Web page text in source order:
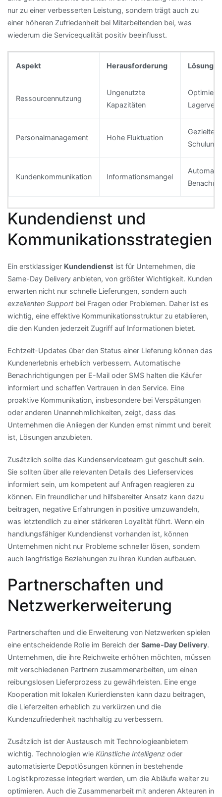
nur zu einer verbesserten Leistung, sondern trägt auch zu
einer höheren Zufriedenheit bei Mitarbeitenden bei, was
wiederum die Servicequalität positiv beeinflusst.
Aspekt Herausforderung Lösung
Ressourcennutzung
Ungenutzte
Kapazitäten
Personalmanagement Hohe Fluktuation
Gezielte
Kundenkommunikation Informationsmangel
Kundendienst und
Kommunikationsstrategien
Ein erstklassiger Kundendienst ist für Unternehmen, die
Same-Day Delivery anbieten, von größter Wichtigkeit. Kunden
erwarten nicht nur schnelle Lieferungen, sondern auch
exzellenten Support bei Fragen oder Problemen. Daher ist es
wichtig, eine effektive Kommunikationsstruktur zu etablieren,
die den Kunden jederzeit Zugriff auf Informationen bietet.
Echtzeit-Updates über den Status einer Lieferung können das
Kundenerlebnis erheblich verbessern. Automatische
Benachrichtigungen per E-Mail oder SMS halten die Käufer
informiert und schaffen Vertrauen in den Service. Eine
proaktive Kommunikation, insbesondere bei Verspätungen
oder anderen Unannehmlichkeiten, zeigt, dass das
Unternehmen die Anliegen der Kunden ernst nimmt und bereit
ist, Lösungen anzubieten.
Zusätzlich sollte das Kundenserviceteam gut geschult sein.
Sie sollten über alle relevanten Details des Lieferservices
informiert sein, um kompetent auf Anfragen reagieren zu
können. Ein freundlicher und hilfsbereiter Ansatz kann dazu
beitragen, negative Erfahrungen in positive umzuwandeln,
was letztendlich zu einer stärkeren Loyalität führt. Wenn ein
handlungsfähiger Kundendienst vorhanden ist, können
Unternehmen nicht nur Probleme schneller lösen, sondern
auch langfristige Beziehungen zu ihren Kunden aufbauen.
Partnerschaften und
Netzwerkerweiterung
Partnerschaften und die Erweiterung von Netzwerken spielen
eine entscheidende Rolle im Bereich der Same-Day Delivery.
Unternehmen, die ihre Reichweite erhöhen möchten, müssen
mit verschiedenen Partnern zusammenarbeiten, um einen
reibungslosen Lieferprozess zu gewährleisten. Eine enge
Kooperation mit lokalen Kurierdiensten kann dazu beitragen,
die Lieferzeiten erheblich zu verkürzen und die
Kundenzufriedenheit nachhaltig zu verbessern.
Zusätzlich ist der Austausch mit Technologieanbietern
wichtig. Technologien wie Künstliche Intelligenz oder
automatisierte Depotlösungen können in bestehende
Logistikprozesse integriert werden, um die Abläufe weiter zu
optimieren. Auch die Zusammenarbeit mit anderen Akteuren in